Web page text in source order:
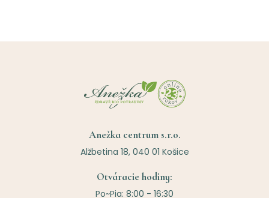
Anežka centrum s.r.o.
Alžbetina 18, 040 01 Košice
Otváracie hodiny:
Po~Pia: 8:00 - 16:30